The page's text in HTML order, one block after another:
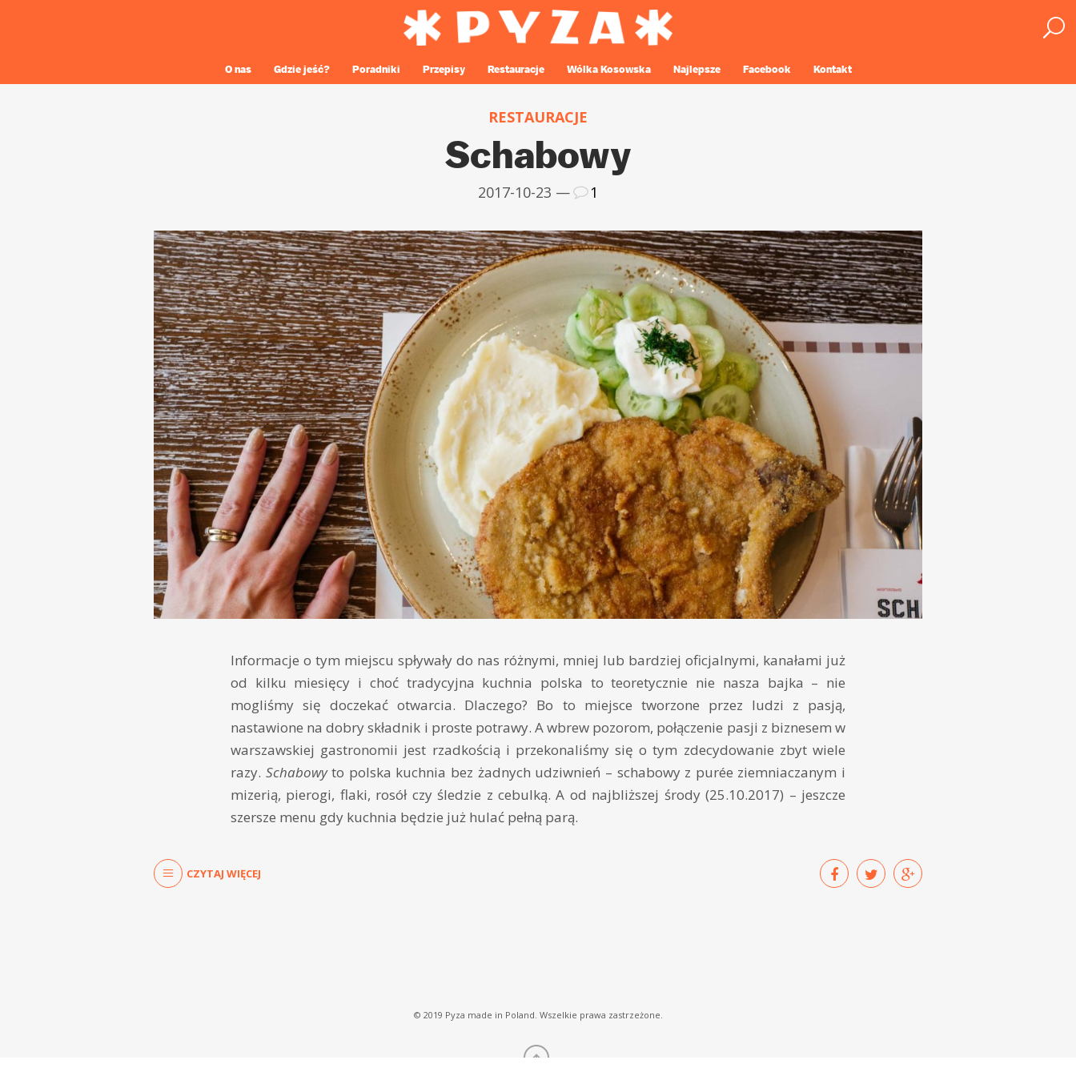
O nas Gdzie jeść? Poradniki Przepisy Restauracje Wólka Kosowska Najlepsze Facebook Kontakt
RESTAURACJE
Schabowy
2017-10-23 — 1
Informacje o tym miejscu spływały do nas różnymi, mniej lub bardziej oficjalnymi, kanałami już
od kilku miesięcy i choć tradycyjna kuchnia polska to teoretycznie nie nasza bajka – nie
mogliśmy się doczekać otwarcia. Dlaczego? Bo to miejsce tworzone przez ludzi z pasją,
nastawione na dobry składnik i proste potrawy. A wbrew pozorom, połączenie pasji z biznesem w
warszawskiej gastronomii jest rzadkością i przekonaliśmy się o tym zdecydowanie zbyt wiele
razy. Schabowyto polska kuchnia bez żadnych udziwnień – schabowy z purée ziemniaczanym i
mizerią, pierogi, flaki, rosół czy śledzie z cebulką. A od najbliższej środy (25.10.2017) – jeszcze
szersze menu gdy kuchnia będzie już hulać pełną parą.
CZYTAJ WIĘCEJ
© 2019 Pyza made in Poland. Wszelkie prawa zastrzeżone.